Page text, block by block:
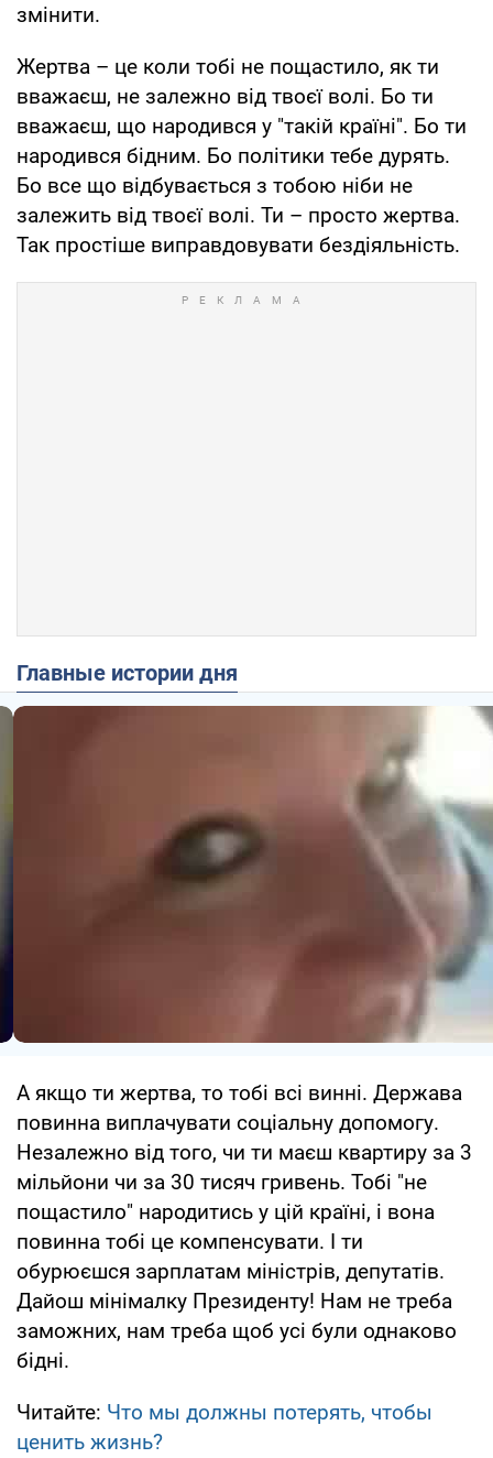
змінити.
Жертва – це коли тобі не пощастило, як ти
вважаєш, не залежно від твоєї волі. Бо ти
вважаєш, що народився у "такій країні". Бо ти
народився бідним. Бо політики тебе дурять.
Бо все що відбувається з тобою ніби не
залежить від твоєї волі. Ти – просто жертва.
Так простіше виправдовувати бездіяльність.
Главные истории дня
А якщо ти жертва, то тобі всі винні. Держава
повинна виплачувати соціальну допомогу.
Незалежно від того, чи ти маєш квартиру за 3
мільйони чи за 30 тисяч гривень. Тобі "не
пощастило" народитись у цій країні, і вона
повинна тобі це компенсувати. І ти
обурюєшся зарплатам міністрів, депутатів.
Дайош мінімалку Президенту! Нам не треба
заможних, нам треба щоб усі були однаково
бідні.
Читайте: Что мы должны потерять, чтобы
ценить жизнь?